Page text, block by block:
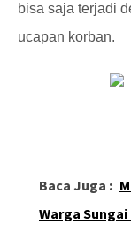
bisa saja terjadi
ucapan korban.
Baca Juga :
Warga Sungai